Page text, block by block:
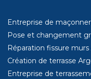
Entreprise de
Pose et changement
Réparation fissure
Création de terrasse
Entreprise de